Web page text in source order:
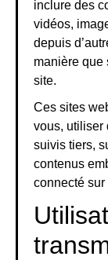
inclure des
vidéos,
depuis
manière que
site.
Ces sites
vous, utiliser
suivis tiers,
contenus
connecté